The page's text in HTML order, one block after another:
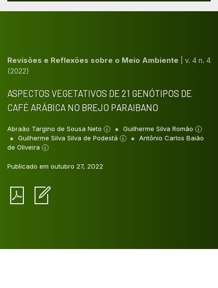
Revisões e Reflexões sobre o Meio Ambiente
v. 4 n. 4
(2022)
ASPECTOS VEGETATIVOS DE 21 GENÓTIPOS DE
CAFÉ ARÁBICA NO BREJO PARAIBANO
Abraão Targino de Sousa Neto
Guilherme Silva Romão
Guilherme Silva Silva de Podestá
Antônio Carlos Baião
de Oliveira
Publicado em outubro 27, 2022